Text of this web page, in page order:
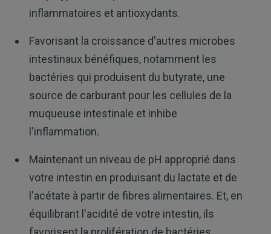
inflammatoires et antioxydants.
Favorisant la croissance d'autres microbes
intestinaux bénéfiques, notamment les
bactéries qui produisent du butyrate, une
source de carburant pour les cellules de la
muqueuse intestinale et inhibe
l'inflammation.
Maintenant un niveau de pH approprié dans
votre intestin en produisant du lactate et de
l'acétate à partir de fibres alimentaires. Et, en
équilibrant l'acidité de votre intestin, ils